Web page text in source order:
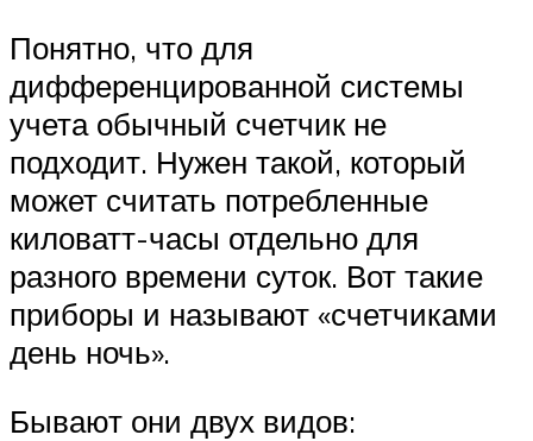
Понятно, что для
дифференцированной системы
учета обычный счетчик не
подходит. Нужен такой, который
может считать потребленные
киловатт-часы отдельно для
разного времени суток. Вот такие
приборы и называют «счетчиками
день ночь».
Бывают они двух видов: